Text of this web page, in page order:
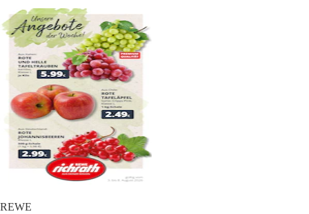
REWE